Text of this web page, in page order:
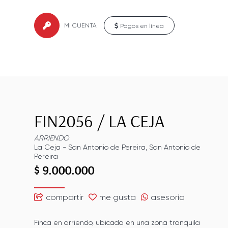
MI CUENTA Pagos en línea
FIN2056 / LA CEJA
ARRIENDO
La Ceja - San Antonio de Pereira San Antonio de
Pereira
$ 9.000.000
compartir me gusta asesoría
Finca en arriendo, ubicada en una zona tranquila